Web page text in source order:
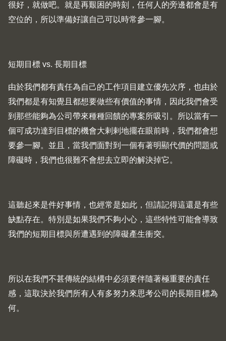
很好，就做吧。就是再艱困的時刻，任何人的旁邊都會是有
空位的，所以準備好讓自己可以時常參一腳。
短期目標 vs. 長期目標
由於我們都有責任為自己的工作項目建立優先次序，也由於
我們都是有知覺且都想要做些有價值的事情，因此我們會受
到那些能夠為公司帶來種種回饋的專案所吸引。所以當有一
個可成功達到目標的機會大剌剌地擺在眼前時，我們都會想
要參一腳。並且，當我們面對到一個有著明顯代價的問題或
障礙時，我們也很難不會想去立即的解決掉它。
這聽起來是件好事情，也經常是如此，但請記得這還是有些
缺點存在。特別是如果我們不夠小心，這些特性可能會導致
我們的短期目標與所遭遇到的障礙產生衝突。
所以在我們不甚傳統的結構中必須要伴隨著極重要的責任
感，這取決於我們所有人有多努力來思考公司的長期目標為
何。